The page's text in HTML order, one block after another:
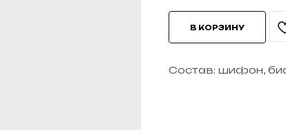
В КОРЗИНУ
Состав: шифон,